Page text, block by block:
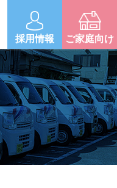
採用情報 ご家庭向け